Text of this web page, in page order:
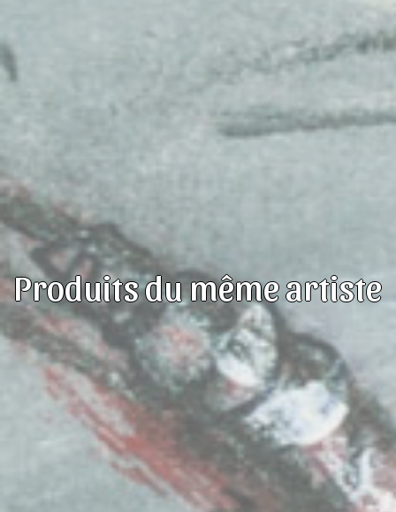
Produits du même artiste